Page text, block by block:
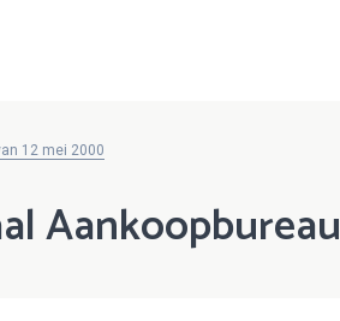
12 mei 2000
Aankoopbureau